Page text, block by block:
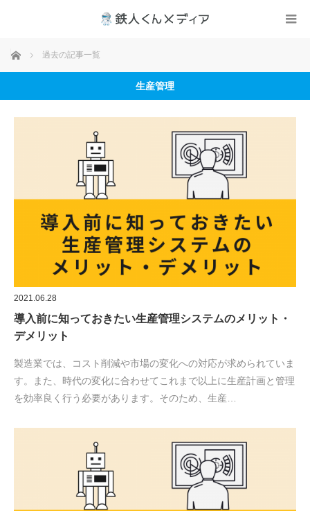
ホーム 過去の記事一覧
生産管理
2021.06.28
導入前に知っておきたい生産管理システムのメリット・
デメリット
製造業では、コスト削減や市場の変化への対応が求められていま
す。また、時代の変化に合わせてこれまで以上に生産計画と管理
を効率良く行う必要があります。そのため、生産…